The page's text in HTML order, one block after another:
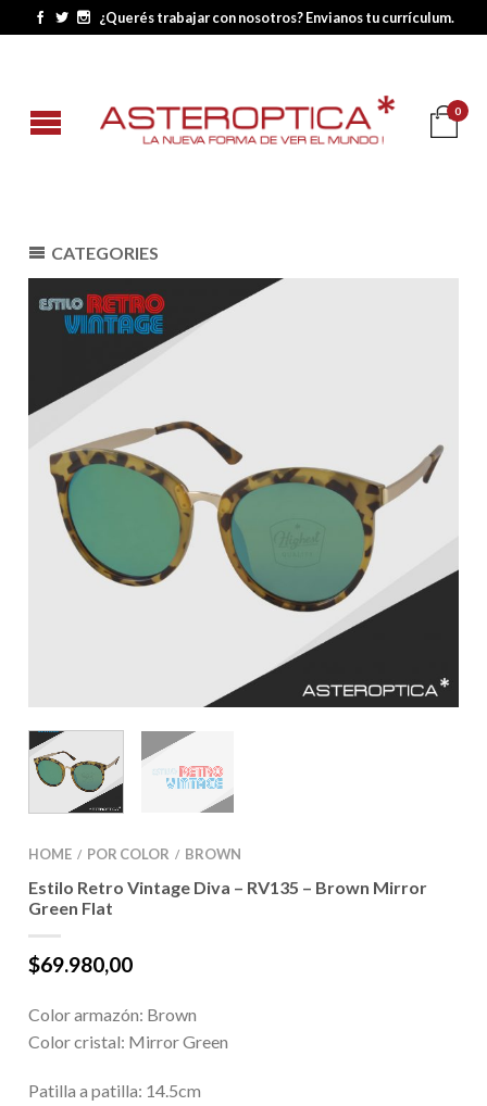
¿Querés trabajar con nosotros? Envianos tu currículum.
0
CATEGORIES
HOME / POR COLOR / BROWN
Estilo Retro Vintage Diva – RV135 – Brown Mirror
Green Flat
$69.980,00
Color armazón: Brown
Color cristal: Mirror Green
Patilla a patilla: 14.5cm